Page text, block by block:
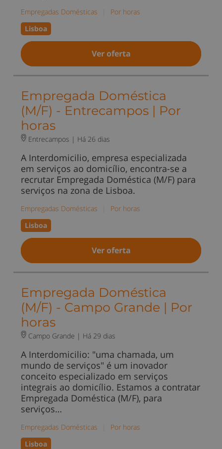
Empregadas Domésticas
Por horas
Lisboa
Ver oferta
Empregada Doméstica
(M/F) - Entrecampos | Por
horas
Entrecampos | Há 26 dias
A Interdomicilio, empresa especializada
em serviços ao domicílio, encontra-se a
recrutar Empregada Doméstica (M/F) para
serviços na zona de Lisboa.
Empregadas Domésticas
Por horas
Lisboa
Ver oferta
Empregada Doméstica
(M/F) - Campo Grande | Por
horas
Campo Grande | Há 29 dias
A Interdomicilio: "uma chamada, um
mundo de serviços" é um inovador
conceito especializado em serviços
integrais ao domicílio. Estamos a contratar
Empregada Doméstica (M/F), para
serviços…
Empregadas Domésticas
Por horas
Lisboa